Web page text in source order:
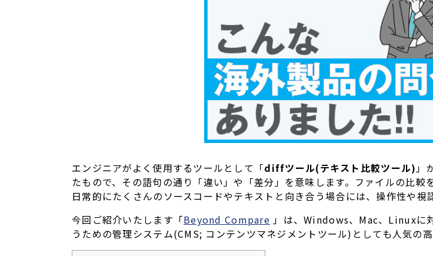
エンジニアがよく使用するツールとして「diffツール(テキスト比較ツール)」
たもので、その語句の通り「違い」や「差分」を意味します。ファイルの比
日常的にたくさんのソースコードやテキストと向き合う場合には、操作性や視
今回ご紹介いたします「Beyond Compare 」は、Windows、Mac、Linuxに
うための管理システム(CMS; コンテンツマネジメントツール)としても人気の高